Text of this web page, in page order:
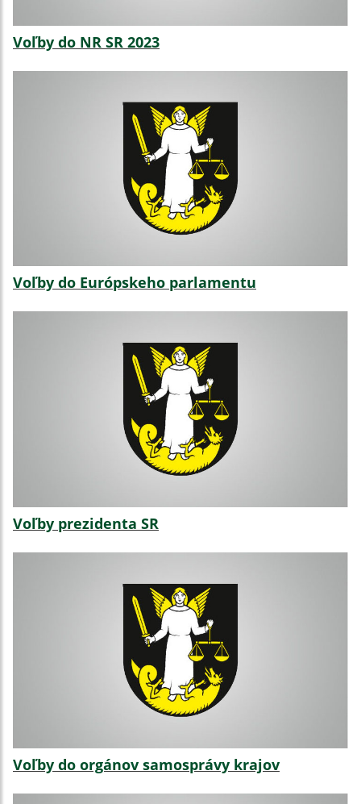
Voľby do NR SR 2023
Voľby do Európskeho parlamentu
Voľby prezidenta SR
Voľby do orgánov samosprávy krajov